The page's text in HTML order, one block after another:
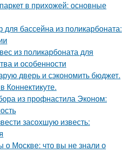
в прихожей: основные
для бассейна из поликарбоната:
из поликарбоната для
и особенности
дверь и сэкономить бюджет.
Коннектикуте.
из профнастила Эконом:
засохшую известь:
о Москве: что вы не знали о